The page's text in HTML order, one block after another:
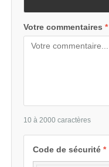
Votre commentaires*
10 à 2000 caractères
Code de sécurité*